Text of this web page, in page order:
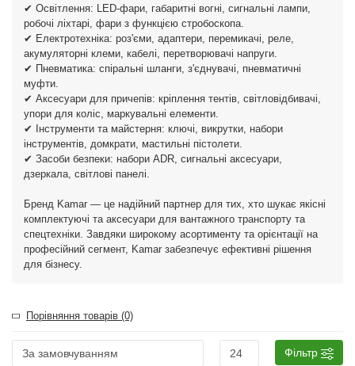
✔ Освітлення: LED-фари, габаритні вогні, сигнальні лампи,
робочі ліхтарі, фари з функцією стробоскопа.
✔ Електротехніка: роз'єми, адаптери, перемикачі, реле,
акумуляторні клеми, кабелі, перетворювачі напруги.
✔ Пневматика: спіральні шланги, з'єднувачі, пневматичні
муфти.
✔ Аксесуари для причепів: кріплення тентів, світловідбивачі,
упори для коліс, маркувальні елементи.
✔ Інструменти та майстерня: ключі, викрутки, набори
інструментів, домкрати, мастильні пістолети.
✔ Засоби безпеки: набори ADR, сигнальні аксесуари,
дзеркала, світлові панелі.
Бренд Kamar — це надійний партнер для тих, хто шукає якісні
комплектуючі та аксесуари для вантажного транспорту та
спецтехніки. Завдяки широкому асортименту та орієнтації на
професійний сегмент, Kamar забезпечує ефективні рішення
для бізнесу.
Порівняння товарів (0)
Фільтр